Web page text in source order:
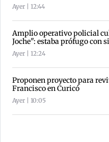
Ayer | 12:44
Amplio operativo policial
Joche": estaba prófugo con
Ayer | 12:24
Proponen proyecto para
Francisco en Curicó
Ayer | 10:05